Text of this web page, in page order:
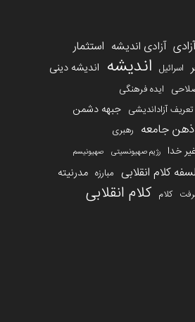
آزادی اندیشه استثمار
اسرائیل اندیشه اندیشه دینی
ایده فرهنگی
تعریف آزاداندیشی جبهه دشمن
ذهن جامعه رهبری
خدا رژیم صهیونسیتی صهیونیسم
کلام انقلابی مبارزه مدرنیته
کلام کلام انقلابی